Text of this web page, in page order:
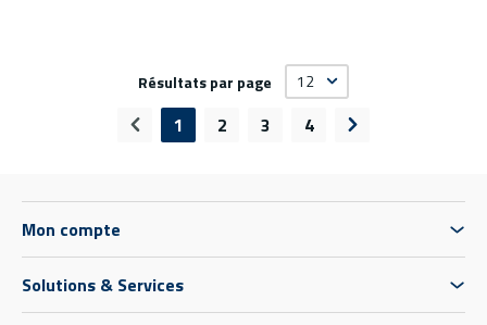
Résultats par page
Page précédente
1 2 3 4 Page suivante
Mon compte
Solutions & Services